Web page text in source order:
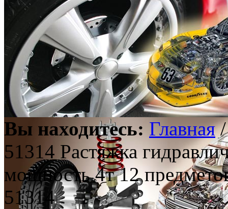
Вы находитесь: Главная
51314 Растяжка
мощность 4т 12
51314